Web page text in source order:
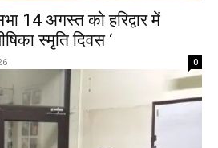
14 अगस्त को हरिद्वार में
स्मृति दिवस ‘
0